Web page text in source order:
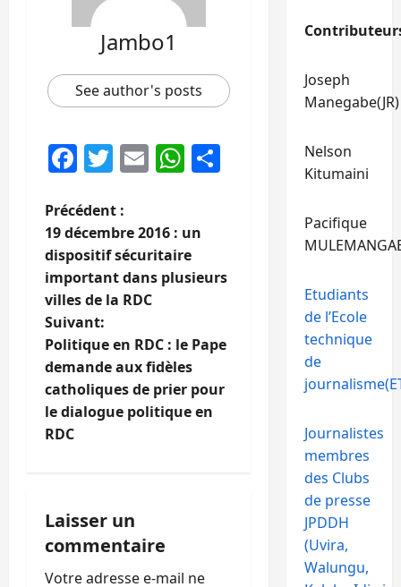
Jambo1
See author's posts
Facebook
Twitter
EmailWhatsApp
Partager
N
a
v
i
g
a
t
o
n
Précédent :
19 décembre 2016 : un
dispositif sécuritaire
important dans plusieurs
villes de la RDC
Suivant:
Politique en RDC : le Pape
demande aux fidèles
catholiques de prier pour
le dialogue politique en
RDC
Laisser un
commentaire
Votre adresse e-mail ne
Joseph
Manegabe(JR)
Nelson
Kitumaini
Pacifique
Etudiants
de l’Ecole
technique
de
Journalistes
membres
des Clubs
de presse
JPDDH
(Uvira,
Walungu,